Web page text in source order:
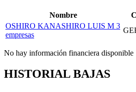
Nombre
OSHIRO KANASHIRO LUIS M 3
empresas
No hay información financiera disponible
HISTORIAL BAJAS